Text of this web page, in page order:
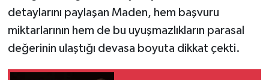
detaylarını paylaşan Maden, hem başvuru
miktarlarının hem de bu uyuşmazlıkların parasal
değerinin ulaştığı devasa boyuta dikkat çekti.